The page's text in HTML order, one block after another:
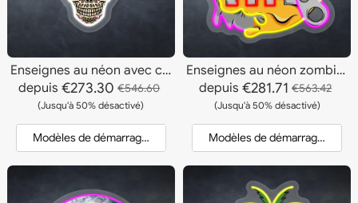
Enseignes au néon avec crâne et chapeau
depuis €273.30 €546.60
(Jusqu'à 50% désactivé)
Modèles de démarrage et devis
Enseignes au néon zombie à bouche zippée
depuis €281.71 €563.42
(Jusqu'à 50% désactivé)
Modèles de démarrage et